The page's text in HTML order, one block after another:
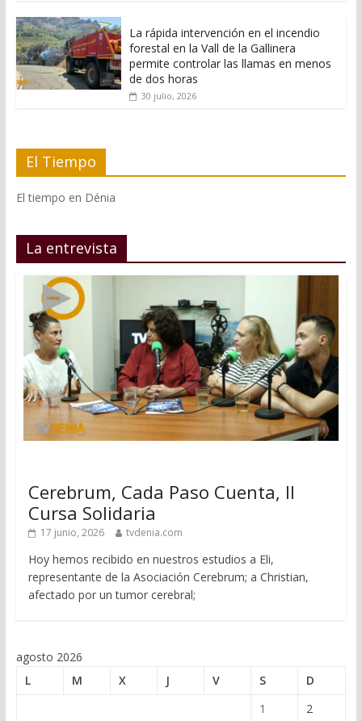
La rápida intervención en el incendio
forestal en la Vall de la Gallinera
permite controlar las llamas en menos
de dos horas
30 julio, 2026
El Tiempo
El tiempo en Dénia
La entrevista
Cerebrum, Cada Paso Cuenta, II
Cursa Solidaria
17 junio, 2026 tvdenia.com
Hoy hemos recibido en nuestros estudios a Eli,
representante de la Asociación Cerebrum; a Christian,
afectado por un tumor cerebral;
agosto 2026
L
M X J V S
D
1
2